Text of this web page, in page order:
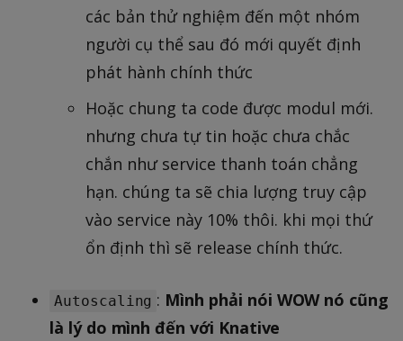
các bản thử nghiệm đến một nhóm
người cụ thể sau đó mới quyết định
phát hành chính thức
Hoặc chung ta code được modul mới.
nhưng chưa tự tin hoặc chưa chắc
chắn như service thanh toán chẳng
hạn. chúng ta sẽ chia lượng truy cập
vào service này 10% thôi. khi mọi thứ
ổn định thì sẽ release chính thức.
Autoscaling : Mình phải nói WOW nó cũng
là lý do mình đến với Knative